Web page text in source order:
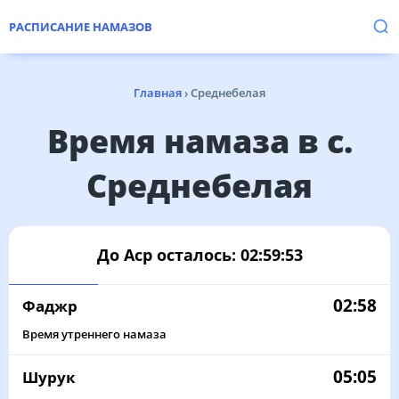
РАСПИСАНИЕ НАМАЗОВ
Главная›Среднебелая
Время намаза в с.
Среднебелая
До Аср осталось: 02:59:53
Фаджр 02:58
Время утреннего намаза
Шурук 05:05